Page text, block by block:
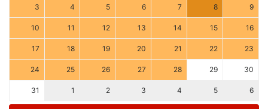
3 4 5 6 7 8 9
10 11 12 13 14 15 16
17 18 19 20 21 22 23
24 25 26 27 28 29 30
31 1 2 3 4 5 6